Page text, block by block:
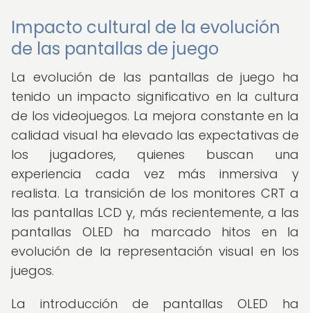
Impacto cultural de la evolución
de las pantallas de juego
La evolución de las pantallas de juego ha
tenido un impacto significativo en la cultura
de los videojuegos. La mejora constante en la
calidad visual ha elevado las expectativas de
los jugadores, quienes buscan una
experiencia cada vez más inmersiva y
realista. La transición de los monitores CRT a
las pantallas LCD y, más recientemente, a las
pantallas OLED ha marcado hitos en la
evolución de la representación visual en los
juegos.
La introducción de pantallas OLED ha